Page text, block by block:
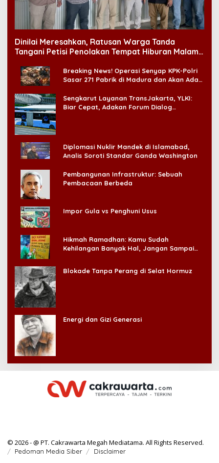
Dinilai Meresahkan, Ratusan Warga Tanda
Tangani Petisi Penolakan Tempat Hiburan Malam
Breaking News! Operasi Senyap KPK-Polri
Sasar 271 Pabrik di Madura dan Akan Ada
Sengkarut Layanan TransJakarta, YLKI:
Biar Cepat, Adakan Forum Dialog
Diplomasi Nuklir Mandek di Islamabad,
Analis Soroti Standar Ganda Washington
Pembangunan Infrastruktur: Sebuah
Pembacaan Berbeda
Impor Gula vs Penghuni Usus
Hikmah Ramadhan: Kamu Sudah
Kehilangan Banyak Hal, Jangan Sampai
Blokade Tanpa Perang di Selat Hormuz
Energi dan Gizi Generasi
© 2026 - @ PT. Cakrawarta Megah Mediatama. All Rights Reserved.
Pedoman Media Siber Disclaimer